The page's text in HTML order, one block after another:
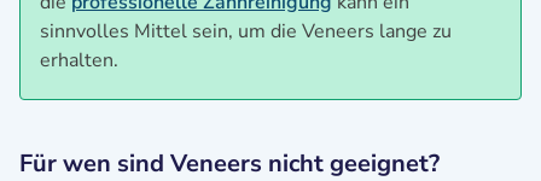
sinnvolles Mittel sein, um die Veneers lange zu
erhalten.
Für wen sind Veneers nicht geeignet?